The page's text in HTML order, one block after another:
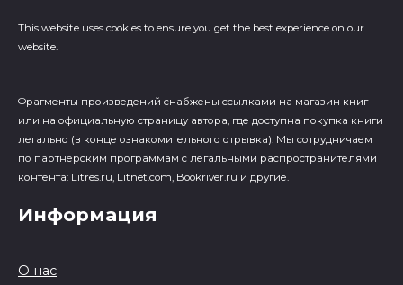
This website uses cookies to ensure you get the best experience on our
website.
Фрагменты произведений cнабжены ссылками на магазин книг
или на официальную страницу автора, где доступна покупка книги
легально (в конце ознакомительного отрывка). Мы сотрудничаем
по партнерским программам с легальными распространителями
контента: Litres.ru, Litnet.com, Bookriver.ru и другие.
Информация
О нас